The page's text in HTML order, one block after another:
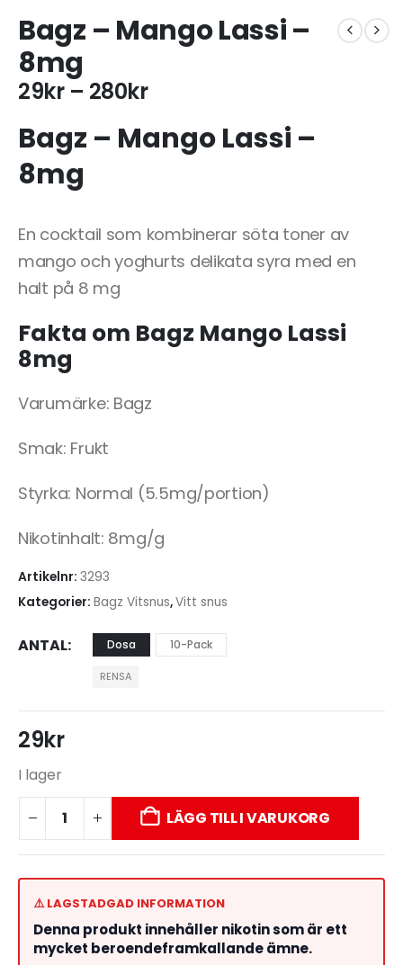
Bagz – Mango Lassi –
8mg
29kr – 280kr
Bagz – Mango Lassi –
8mg
En cocktail som kombinerar söta toner av
mango och yoghurts delikata syra med en
halt på 8 mg
Fakta om Bagz Mango Lassi
8mg
Varumärke: Bagz
Smak: Frukt
Styrka: Normal (5.5mg/portion)
Nikotinhalt: 8mg/g
Artikelnr: 3293
Kategorier: Bagz Vitsnus,Vitt snus
ANTAL Dosa 10-Pack
RENSA
29kr
I lager
LÄGG TILL I VARUKORG
⚠️ LAGSTADGAD INFORMATION
Denna produkt innehåller nikotin som är ett
mycket beroendeframkallande ämne.